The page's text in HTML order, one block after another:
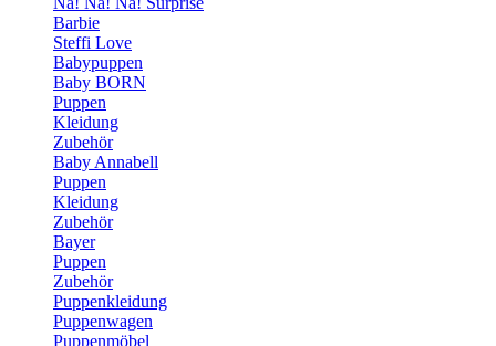
Barbie
Steffi Love
Babypuppen
Baby BORN
Puppen
Kleidung
Zubehör
Baby Annabell
Puppen
Kleidung
Zubehör
Bayer
Puppen
Zubehör
Puppenkleidung
Puppenwagen
Puppenmöbel